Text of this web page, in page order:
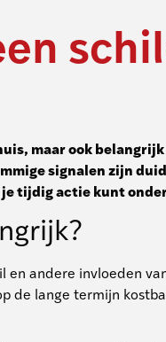
maar ook
signalen zijn
tijdig actie kunt
en andere invloeden
lange termijn